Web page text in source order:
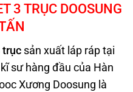
3 TRỤC DOOSUNG
trục sản xuất láp ráp tại
sư hàng đầu của Hàn
Xương Doosung là